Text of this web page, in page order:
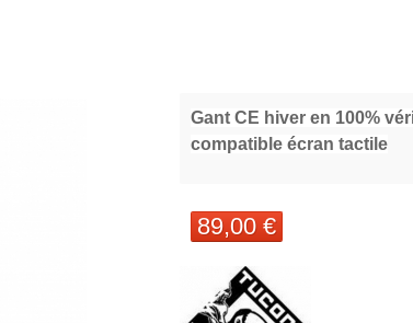
Gant CE hiver en 100%
compatible écran tactile
89,00 €